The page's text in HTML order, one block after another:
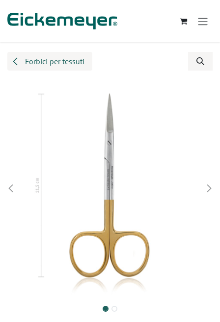
Forbici per tessuti